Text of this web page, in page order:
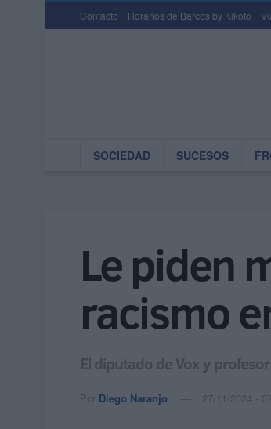
Contacto Horarios de Barcos by Kikoto
SOCIEDAD SUCESOS
Le piden
racismo
El diputado de Vox y
Por Diego Naranjo 27/11/2024 -